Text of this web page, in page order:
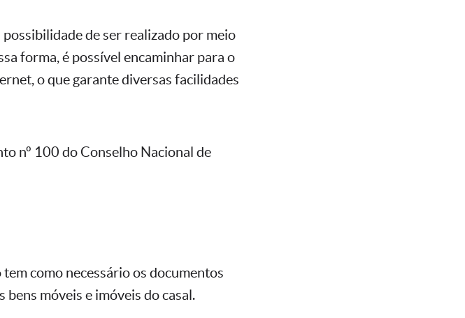
de ser realizado por meio
forma, é possível encaminhar para o
o que garante diversas facilidades
nº 100 do Conselho Nacional de
como necessário os documentos
bens móveis e imóveis do casal.